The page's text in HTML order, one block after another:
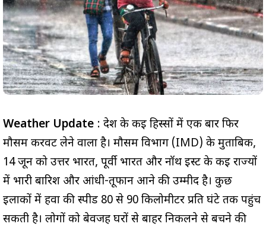
Weather Update : देश के कई हिस्सों में एक बार फिर
मौसम करवट लेने वाला है। मौसम विभाग (IMD) के मुताबिक,
14 जून को उत्तर भारत, पूर्वी भारत और नॉर्थ ईस्ट के कई राज्यों
में भारी बारिश और आंधी-तूफान आने की उम्मीद है। कुछ
इलाकों में हवा की स्पीड 80 से 90 किलोमीटर प्रति घंटे तक पहुंच
सकती है। लोगों को बेवजह घरों से बाहर निकलने से बचने की